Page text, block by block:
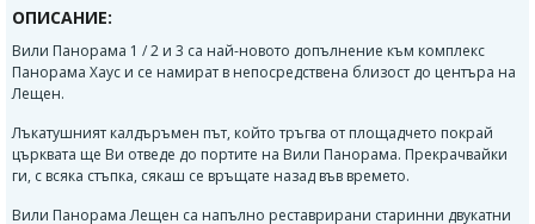
ОПИСАНИЕ:
Вили Панорама 1 / 2 и 3 са най-новото допълнение към комплекс
Панорама Хаус и се намират в непосредствена близост до центъра на
Лещен.
Лъкатушният калдъръмен път, който тръгва от площадчето покрай
църквата ще Ви отведе до портите на Вили Панорама. Прекрачвайки
ги, с всяка стъпка, сякаш се връщате назад във времето.
Вили Панорама Лещен са напълно реставрирани старинни двукатни